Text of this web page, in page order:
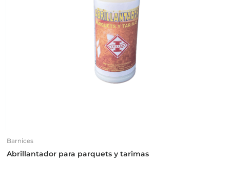
Barnices
Abrillantador para parquets y tarimas